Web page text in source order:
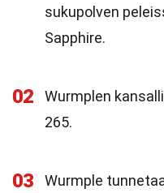
sukupolven
Sapphire.
02
Wurmplen
265.
03
Wurmple